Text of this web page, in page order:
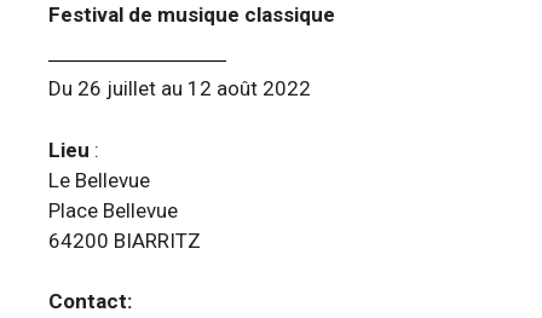
Festival de musique classique
Du 26 juillet au 12 août 2022
Lieu :
Le Bellevue
Place Bellevue
64200 BIARRITZ
Contact: